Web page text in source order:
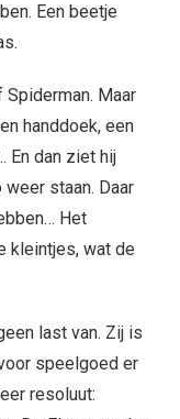
Een beetje
Maar
handdoek, een
En dan ziet hij
staan. Daar
Het
kleintjes, wat de
last van. Zij is
speelgoed er
resoluut: